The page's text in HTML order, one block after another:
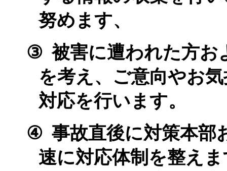
努めます、
③ 被害に遭われた方お
を考え、ご意向やお
対応を行います。
④ 事故直後に対策本部
速に対応体制を整え